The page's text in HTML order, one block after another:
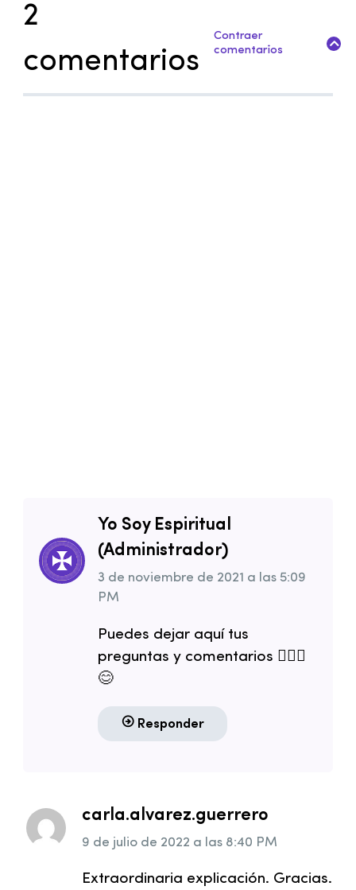
2
comentarios
Contraer
comentarios
Yo Soy Espiritual
(Administrador)
3 de noviembre de 2021 a las 5:09
PM
Puedes dejar aquí tus
preguntas y comentarios 🧘🏻‍♂️
😊
Responder
carla.alvarez.guerrero
9 de julio de 2022 a las 8:40 PM
Extraordinaria explicación. Gracias.